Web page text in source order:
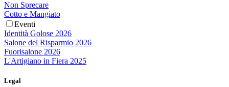
Non Sprecare
Cotto e Mangiato
Eventi
Identità Golose 2026
Salone del Risparmio 2026
Fuorisalone 2026
L'Artigiano in Fiera 2025
Legal